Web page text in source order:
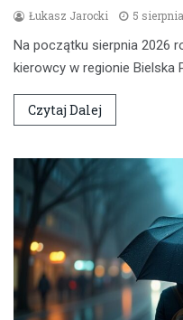
Łukasz Jarocki 5
Na początku sierpnia 2026
kierowcy w regionie Bielska
Czytaj Dalej